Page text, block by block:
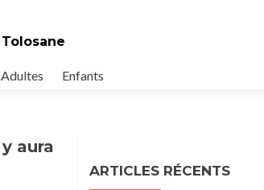
Adultes Enfants
aura
ARTICLES RÉCENTS